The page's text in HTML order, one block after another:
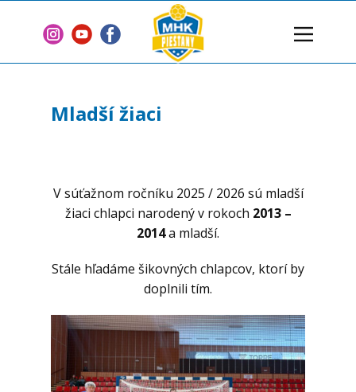
Domov
Tímy
Sponzori
Kontakt
Mladší žiaci
V súťažnom ročníku 2025 / 2026 sú mladší
žiaci chlapci narodený v rokoch 2013 –
2014a mladší.
Stále hľadáme šikovných chlapcov, ktorí by
doplnili tím.